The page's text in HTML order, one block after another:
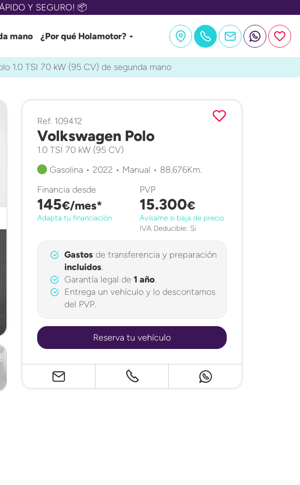
Y SEGURO! 📦
mano ¿Por qué Holamotor?
1.0 TSI 70 kW (95 CV) de segunda mano
Ref. 109412
Volkswagen Polo
1.0 TSI 70 kW (95 CV)
Gasolina • 2022 • Manual • 88.676Km.
Financia desde
145€/mes*
Adapta tu financiación
PVP
15.300€
Avísame si baja de precio
IVA Deducible: Si
Gastosde transferencia y preparación
incluidos.
Garantía legal de 1 año.
Entrega un vehículo y lo descontamos
del PVP.
Reserva tu vehículo